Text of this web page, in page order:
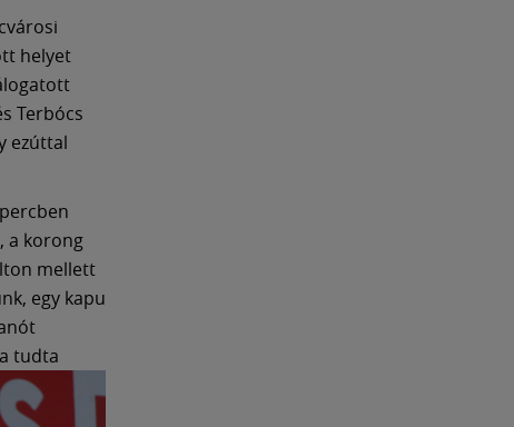
helyet
Terbócs
ezúttal
a korong
mellett
egy kapu
tudta